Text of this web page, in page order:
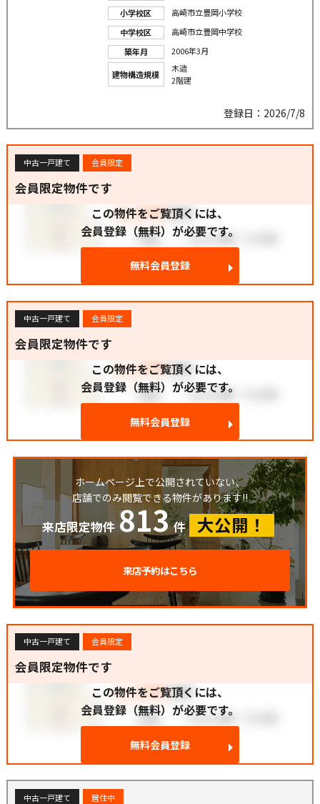
小学校区
高崎市立豊岡小学校
中学校区
高崎市立豊岡中学校
築年月
2006年3月
建物構造規模
木造
2階建
登録日：2026/7/8
中古一戸建て 会員限定
会員限定物件です
この物件をご覧頂くには、
会員登録（無料）が必要です。
無料会員登録
中古一戸建て 会員限定
会員限定物件です
この物件をご覧頂くには、
会員登録（無料）が必要です。
無料会員登録
ホームページ上で公開されていない、
店舗でのみ閲覧できる物件があります!!
来店限定物件 813 件 大公開！
来店予約はこちら
中古一戸建て 会員限定
会員限定物件です
この物件をご覧頂くには、
会員登録（無料）が必要です。
無料会員登録
中古一戸建て 居住中